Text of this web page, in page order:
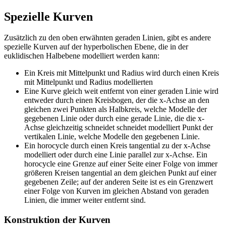
Spezielle Kurven
Zusätzlich zu den oben erwähnten geraden Linien, gibt es andere
spezielle Kurven auf der hyperbolischen Ebene, die in der
euklidischen Halbebene modelliert werden kann:
Ein Kreis mit Mittelpunkt und Radius wird durch einen Kreis
mit Mittelpunkt und Radius modellierten
Eine Kurve gleich weit entfernt von einer geraden Linie wird
entweder durch einen Kreisbogen, der die x-Achse an den
gleichen zwei Punkten als Halbkreis, welche Modelle der
gegebenen Linie oder durch eine gerade Linie, die die x-
Achse gleichzeitig schneidet schneidet modelliert Punkt der
vertikalen Linie, welche Modelle den gegebenen Linie.
Ein horocycle durch einen Kreis tangential zu der x-Achse
modelliert oder durch eine Linie parallel zur x-Achse. Ein
horocycle eine Grenze auf einer Seite einer Folge von immer
größeren Kreisen tangential an dem gleichen Punkt auf einer
gegebenen Zeile; auf der anderen Seite ist es ein Grenzwert
einer Folge von Kurven im gleichen Abstand von geraden
Linien, die immer weiter entfernt sind.
Konstruktion der Kurven